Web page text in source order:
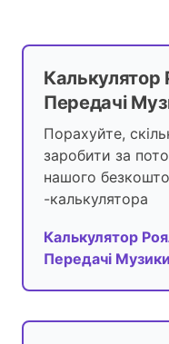
Калькулятор
Передачі
Порахуйте,
заробити за
нашого
-калькулятора
Калькулятор
Передачі Музики